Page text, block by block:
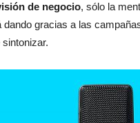
de negocio, sólo la
gracias a las